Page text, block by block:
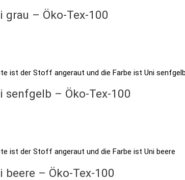
– Öko-Tex-100
– Öko-Tex-100
– Öko-Tex-100